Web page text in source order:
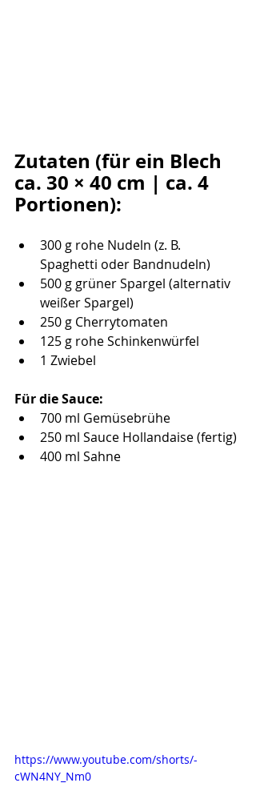
Zutaten (für ein Blech
ca. 30 × 40 cm | ca. 4
Portionen):
300 g rohe Nudeln (z. B.
Spaghetti oder Bandnudeln)
500 g grüner Spargel (alternativ
weißer Spargel)
250 g Cherrytomaten
125 g rohe Schinkenwürfel
1 Zwiebel
Für die Sauce:
700 ml Gemüsebrühe
250 ml Sauce Hollandaise (fertig)
400 ml Sahne
https://www.youtube.com/shorts/-
cWN4NY_Nm0